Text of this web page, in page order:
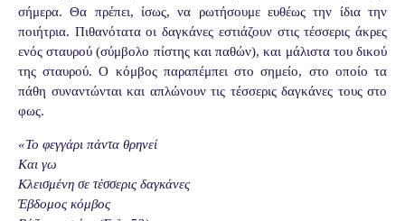
σήμερα. Θα πρέπει, ίσως, να ρωτήσουμε ευθέως την ίδια την
ποιήτρια. Πιθανότατα οι δαγκάνες εστιάζουν στις τέσσερις άκρες
ενός σταυρού (σύμβολο πίστης και παθών), και μάλιστα του δικού
της σταυρού. Ο κόμβος παραπέμπει στο σημείο, στο οποίο τα
πάθη συναντώνται και απλώνουν τις τέσσερις δαγκάνες τους στο
φως.
«Το φεγγάρι πάντα θρηνεί
Και γω
Κλεισμένη σε τέσσερις δαγκάνες
Έβδομος κόμβος